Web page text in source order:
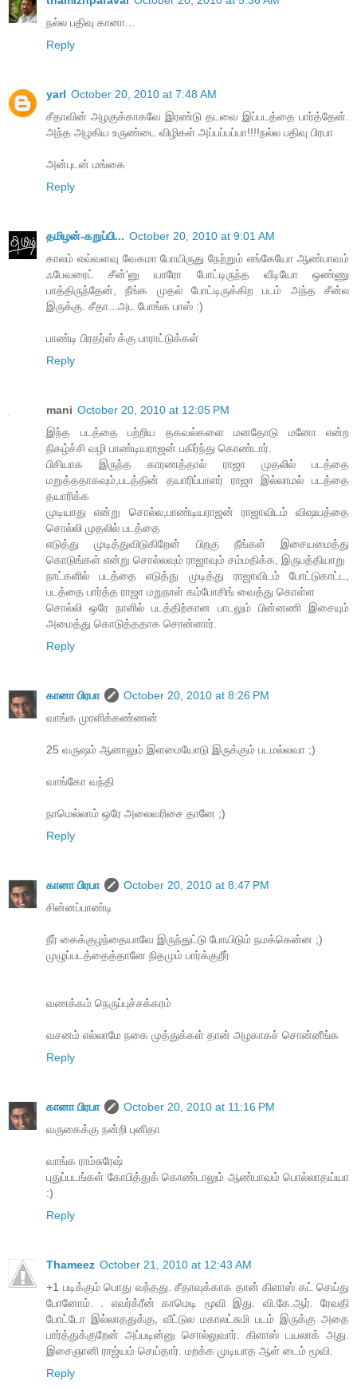
நல்ல பதிவு கானா...
Reply
yarl October 20, 2010 at 7:48 AM
சீதாவின் அழகுக்காகவே இரண்டு தடவை இப்படத்தை பார்த்தேன்.
அந்த அழகிய உருண்டை விழிகள் அப்பப்பப்பா!!!!நல்ல பதிவு பிரபா
அன்புடன் மங்கை
Reply
தமிழன்-கறுப்பி... October 20, 2010 at 9:01 AM
காலம் எவ்வளவு வேகமா போயிருது நேற்றும் எங்கேயோ ஆண்பாவம்
ஃபேவரைட் சீன்'னு யாரோ போட்டிருந்த வீடியோ ஒண்ணு
பாத்திருந்தேன், நீங்க முதல் போட்டிருக்கிற படம் அந்த சீன்ல
இருக்கு. சீதா...அட போங்க பாஸ் :)
பாண்டி பிரதர்ஸ் க்கு பாராட்டுக்கள்
Reply
mani October 20, 2010 at 12:05 PM
இந்த படத்தை பற்றிய தகவல்களை மனதோடு மனோ என்ற
நிகழ்ச்சி வழி பாண்டியராஜன் பகிர்ந்து கொண்டார்.
பிசியாக இருந்த காரணத்தால் ராஜா முதலில் படத்தை
மறுத்ததாகவும்,படத்தின் தயாரிப்பாளர் ராஜா இல்லாமல் படத்தை
தயாரிக்க
முடியாது என்று சொல்ல,பாண்டியராஜன் ராஜாவிடம் விஷயத்தை
சொல்லி முதலில் படத்தை
எடுத்து முடித்துவிடுகிறேன் பிறகு நீங்கள் இசையமைத்து
கொடுங்கள் என்று சொல்லவும் ராஜாவும் சம்மதிக்க, இருபத்தியாறு
நாட்களில் படத்தை எடுத்து முடித்து ராஜாவிடம் போட்டுகாட்ட,
படத்தை பார்த்த ராஜா மறுநாள் கம்போசிங் வைத்து கொள்ள
சொல்லி ஒரே நாளில் படத்திற்கான பாடலும் பின்னணி இசையும்
அமைத்து கொடுத்ததாக சொன்னார்.
Reply
கானா பிரபா
October 20, 2010 at 8:26 PM
வாங்க முரளிக்கண்ணன்
25 வருஷம் ஆனாலும் இளமையோடு இருக்கும் படமல்லவா ;)
வாங்கோ வந்தி
நாமெல்லாம் ஒரே அலைவரிசை தானே ;)
Reply
கானா பிரபா
October 20, 2010 at 8:47 PM
சின்னப்பாண்டி
நீர் கைக்குழந்தையாவே இருந்துட்டு போயிடும் நமக்கென்ன ;)
முழுப்படத்தைத்தானே நிதமும் பார்க்குறீர்
வணக்கம் நெருப்புச்சக்கரம்
வசனம் எல்லாமே நகை முத்துக்கள் தான் அழகாகச் சொன்னீங்க
Reply
கானா பிரபா
October 20, 2010 at 11:16 PM
வருகைக்கு நன்றி புனிதா
வாங்க ராம்சுரேஷ்
புதுப்படங்கள் கோபித்துக் கொண்டாலும் ஆண்பாவம் பொல்லாதய்யா
:)
Reply
Thameez October 21, 2010 at 12:43 AM
+1 படிக்கும் பொது வந்தது. சீதாவுக்காக தான் கிளாஸ் கட் செய்து
போனோம். . எவர்க்ரீன் காமெடி மூவி இது. வி.கே.ஆர். ரேவதி
போட்டோ இல்லாததுக்கு, வீட்டுல மகாலட்சுமி படம் இருக்கு அதை
பார்த்துக்குறேன் அப்படின்னு சொல்லுவார். கிளாஸ் டயலாக் அது.
இசைஞானி ராஜ்யம் செய்தார். மறக்க முடியாத ஆள் டைம் மூவி.
Reply